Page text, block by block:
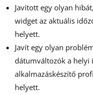
Javított egy olyan
widget az aktuális
helyett.
Javít egy olyan
dátumváltozók a helyi
alkalmazáskészítő
helyett.